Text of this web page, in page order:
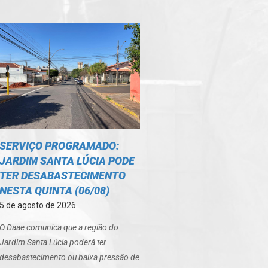
SERVIÇO PROGRAMADO:
JARDIM SANTA LÚCIA PODE
TER DESABASTECIMENTO
NESTA QUINTA (06/08)
5 de agosto de 2026
O Daae comunica que a região do
Jardim Santa Lúcia poderá ter
desabastecimento ou baixa pressão de